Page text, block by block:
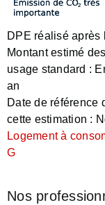
DPE réalisé après
Montant estimé
usage standard :
an
Date de référence
cette estimation :
Logement à
G
Nos